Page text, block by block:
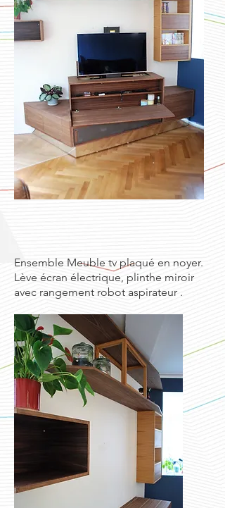
Ensemble Meuble tv plaqué en noyer.
Lève écran électrique, plinthe miroir
avec rangement robot aspirateur .